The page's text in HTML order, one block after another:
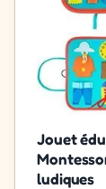
Jouet
ludiques